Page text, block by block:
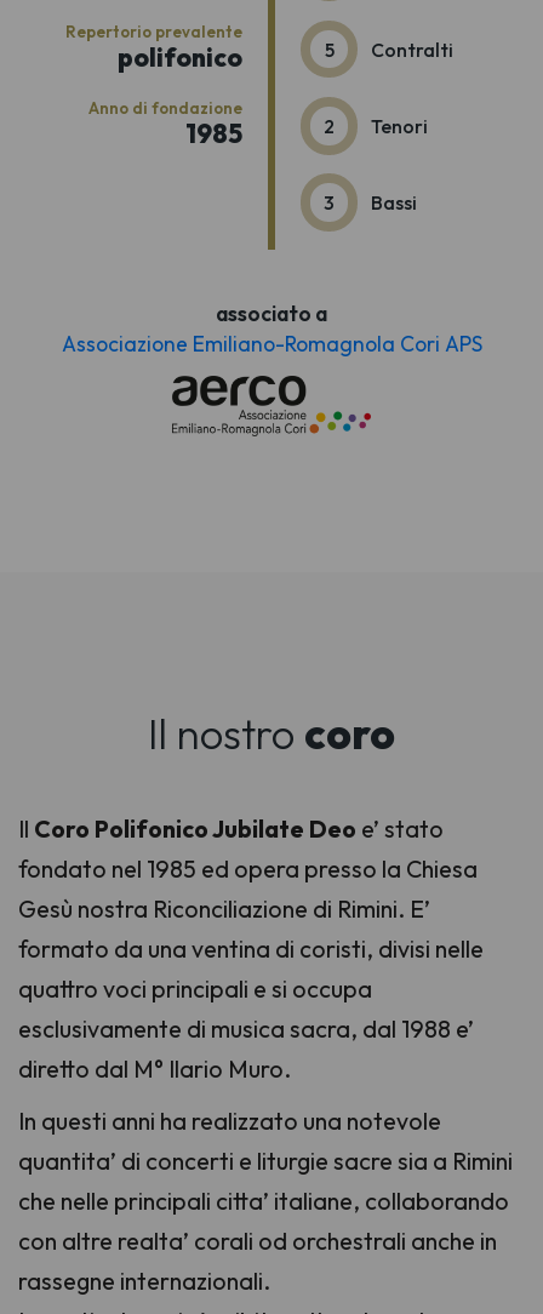
Repertorio prevalente
polifonico
Anno di fondazione
1985
5 Contralti
2 Tenori
3 Bassi
associato a
Associazione Emiliano-Romagnola Cori APS
Il nostro coro
Il Coro Polifonico Jubilate Deo e’ stato
fondato nel 1985 ed opera presso la Chiesa
Gesù nostra Riconciliazione di Rimini. E’
formato da una ventina di coristi, divisi nelle
quattro voci principali e si occupa
esclusivamente di musica sacra, dal 1988 e’
diretto dal M° Ilario Muro.
In questi anni ha realizzato una notevole
quantita’ di concerti e liturgie sacre sia a Rimini
che nelle principali citta’ italiane, collaborando
con altre realta’ corali od orchestrali anche in
rassegne internazionali.